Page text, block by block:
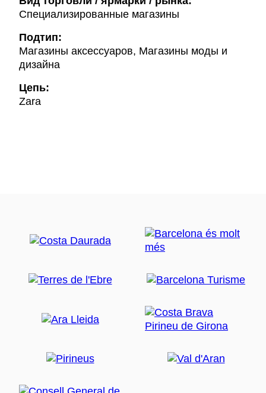
Специализированные магазины
Подтип:
Магазины аксессуаров, Магазины моды и
дизайна
Цепь:
Zara